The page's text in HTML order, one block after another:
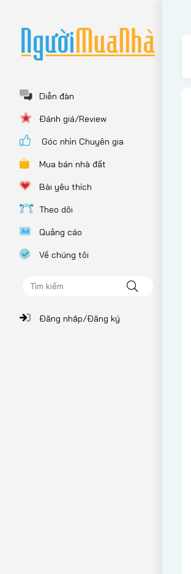
Diễn đàn
Đánh giá/Review
Góc nhìn Chuyên gia
Mua bán nhà đất
Bài yêu thích
Theo dõi
Quảng cáo
Về chúng tôi
Đăng nhập/Đăng ký